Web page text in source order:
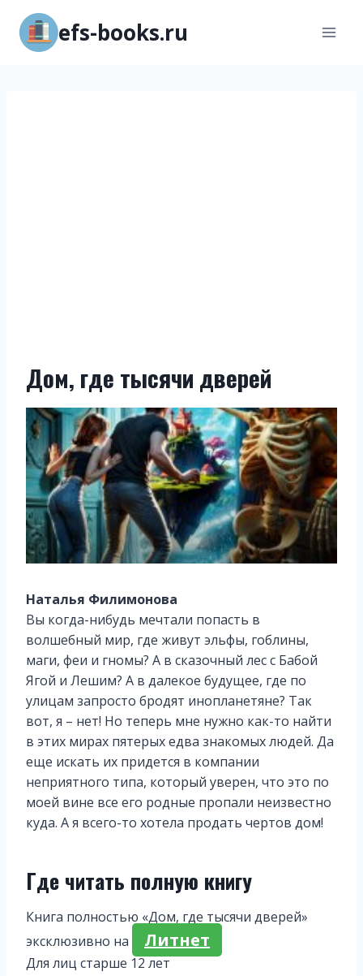
Перейти
содержимому
efs-books.ru
Дом, где тысячи дверей
Наталья Филимонова
Вы когда-нибудь мечтали попасть в
волшебный мир, где живут эльфы, гоблины,
маги, феи и гномы? А в сказочный лес с Бабой
Ягой и Лешим? А в далекое будущее, где по
улицам запросто бродят инопланетяне? Так
вот, я – нет! Но теперь мне нужно как-то найти
в этих мирах пятерых едва знакомых людей. Да
еще искать их придется в компании
неприятного типа, который уверен, что это по
моей вине все его родные пропали неизвестно
куда. А я всего-то хотела продать чертов дом!
Где читать полную книгу
Книга полностью «Дом, где тысячи дверей»
эксклюзивно на
Литнет
Для лиц старше 12 лет